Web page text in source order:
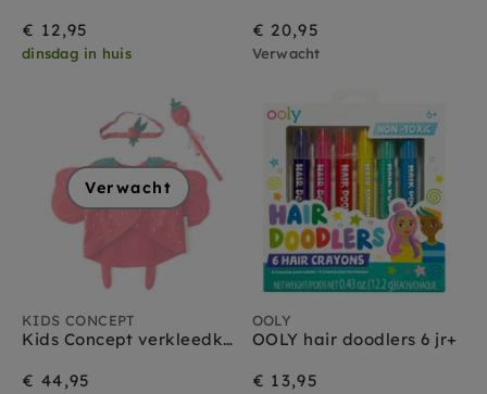
€ 12,95
dinsdag in huis
€ 20,95
Verwacht
Verwacht
KIDS CONCEPT
Kids Concept verkleedkleding set Aardbeien Fee
€ 44,95
OOLY
OOLY hair doodlers 6 jr+
€ 13,95